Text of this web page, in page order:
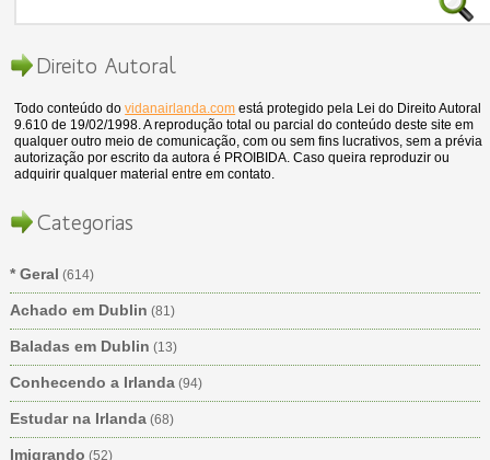
Direito Autoral
Todo conteúdo dovidanairlanda.com está protegido pela Lei do Direito Autoral
9.610 de 19/02/1998. A reprodução total ou parcial do conteúdo deste site em
qualquer outro meio de comunicação, com ou sem fins lucrativos, sem a prévia
autorização por escrito da autora é PROIBIDA. Caso queira reproduzir ou
adquirir qualquer material entre em contato.
Categorias
* Geral (614)
Achado em Dublin (81)
Baladas em Dublin (13)
Conhecendo a Irlanda(94)
Estudar na Irlanda(68)
Imigrando (52)